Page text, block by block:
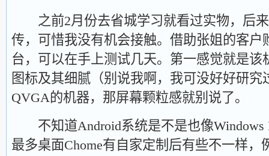
之前2月份去省城学习就看过实物，后来
传，可惜我没有机会接触。借助张姐的客户
台，可以在手上测试几天。第一感觉就是该
图标及其细腻（别说我啊，我可没好好研
QVGA的机器，那屏幕颗粒感就别说了。
不知道Android系统是不是也像Windows
最多桌面Chome有自家定制后有些不一样，